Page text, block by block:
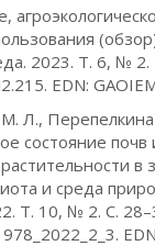
2023. Т. 6, № 2.
EDN:
Л.,
состояние почв
в
и среда
Т. 10, № 2. С.